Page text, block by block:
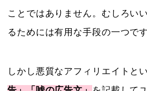
ことではありません。むしろい
るためには有用な手段の一つです
しかし悪質なアフィリエイトと